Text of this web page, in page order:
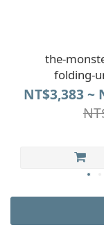
the-
folding-
NT$3,383 ~